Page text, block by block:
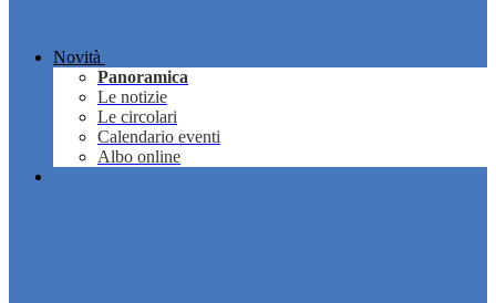
Novità
Panoramica
Le notizie
Le circolari
Calendario eventi
Albo online